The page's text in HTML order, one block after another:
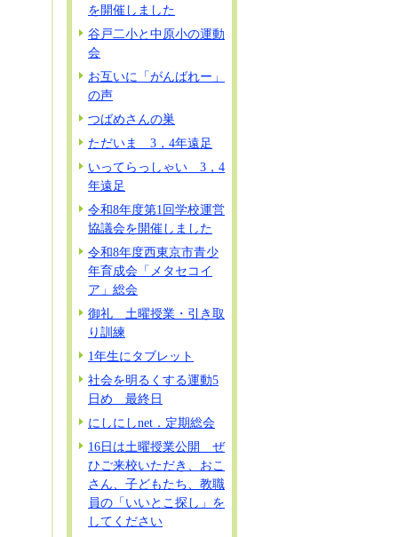
を開催しました
谷戸二小と中原小の運動
会
お互いに「がんばれー」
の声
つばめさんの巣
ただいま 3，4年遠足
いってらっしゃい 3，4
年遠足
令和8年度第1回学校運営
協議会を開催しました
令和8年度西東京市青少
年育成会「メタセコイ
ア」総会
御礼 土曜授業・引き取
り訓練
1年生にタブレット
社会を明るくする運動5
日め 最終日
にしにしnet．定期総会
16日は土曜授業公開 ぜ
ひご来校いただき、おこ
さん、子どもたち、教職
員の「いいとこ探し」を
してください